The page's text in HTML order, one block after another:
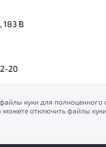
183 В
20
персональных
куки для полноценного
можете отключить файлы
Продолжая использовать
файлов куки, и